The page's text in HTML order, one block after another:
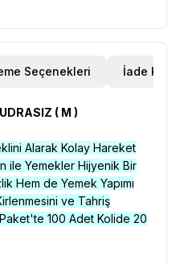
Seçenekleri İade
( M )
Alarak Kolay Hareket
ile Yemekler Hijyenik Bir
Hem de Yemek Yapımı
ve Tahriş
Paket'te 100 Adet Kolide 20